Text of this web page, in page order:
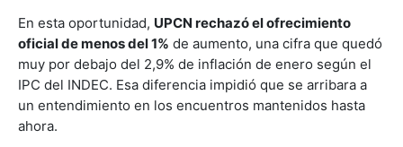
En esta oportunidad, UPCN rechazó el ofrecimiento
oficial de menos del 1% de aumento, una cifra que quedó
muy por debajo del 2,9% de inflación de enero según el
IPC del INDEC. Esa diferencia impidió que se arribara a
un entendimiento en los encuentros mantenidos hasta
ahora.